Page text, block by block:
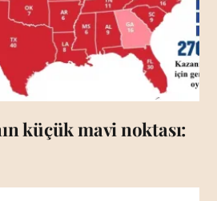
küçük mavi noktası: